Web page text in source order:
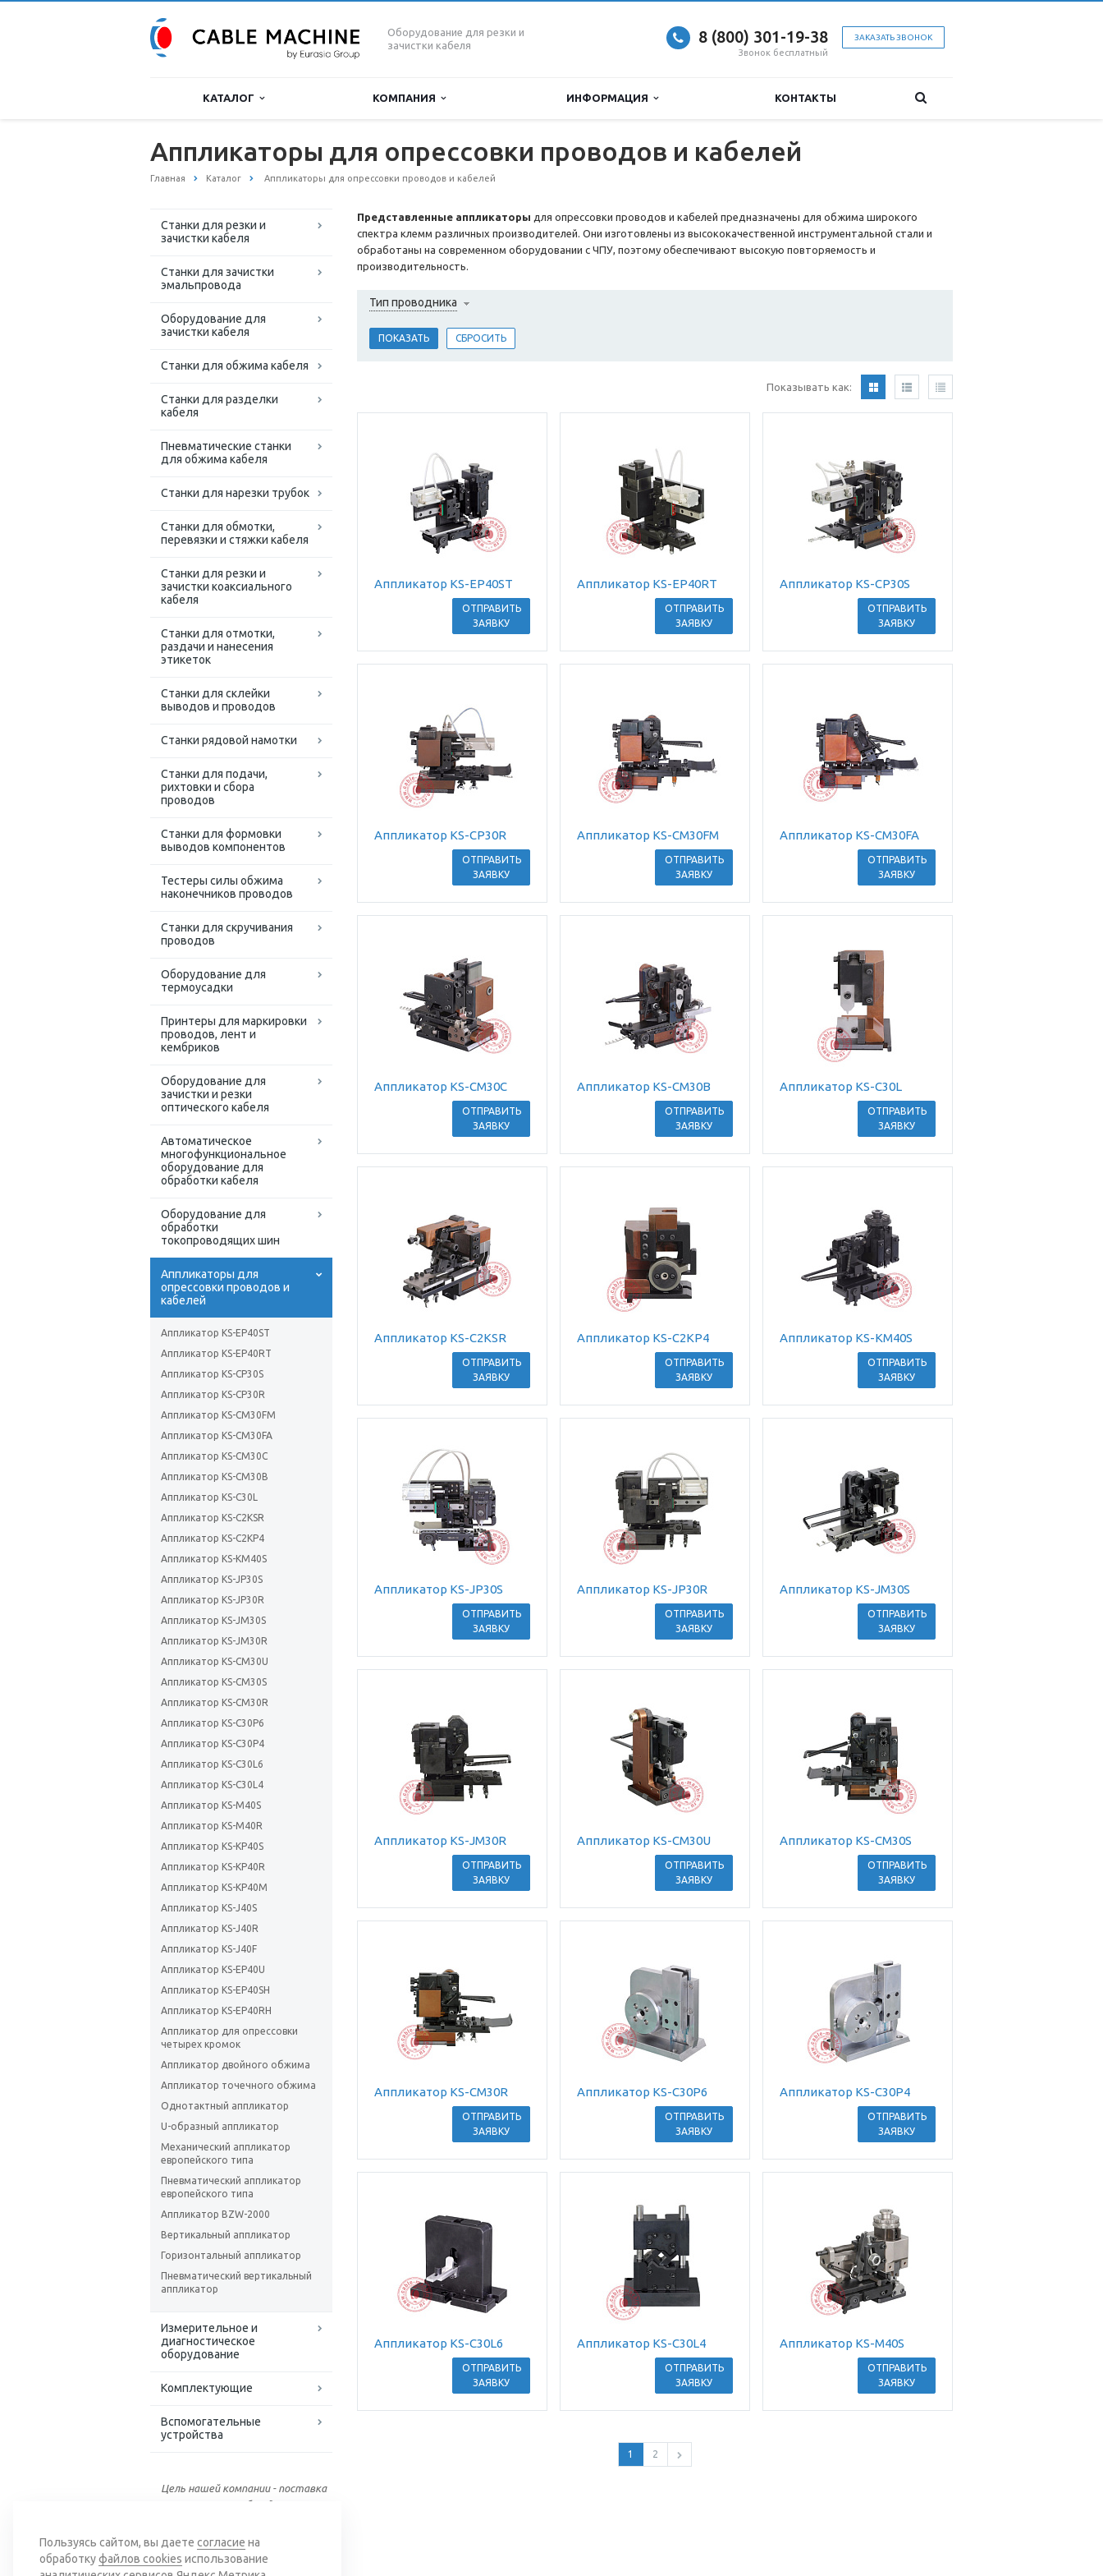
Оборудование для резки и
зачистки кабеля
ЗАКАЗАТЬ ЗВОНОК
8 (800) 301-19-38
Звонок бесплатный
КАТАЛОГ КОМПАНИЯ ИНФОРМАЦИЯ КОНТАКТЫ
Аппликаторы для опрессовки проводов и кабелей
Главная Каталог Аппликаторы для опрессовки проводов и кабелей
Станки для резки и
зачистки кабеля
Станки для зачистки
эмальпровода
Оборудование для
зачистки кабеля
Станки для обжима кабеля
Станки для разделки
кабеля
Пневматические станки
для обжима кабеля
Станки для нарезки трубок
Станки для обмотки,
перевязки и стяжки кабеля
Станки для резки и
зачистки коаксиального
кабеля
Станки для отмотки,
раздачи и нанесения
этикеток
Станки для склейки
выводов и проводов
Станки рядовой намотки
Станки для подачи,
рихтовки и сбора
проводов
Станки для формовки
выводов компонентов
Тестеры силы обжима
наконечников проводов
Станки для скручивания
проводов
Оборудование для
термоусадки
Принтеры для маркировки
проводов, лент и
кембриков
Оборудование для
зачистки и резки
оптического кабеля
Автоматическое
многофункциональное
оборудование для
обработки кабеля
Оборудование для
обработки
токопроводящих шин
Аппликаторы для
опрессовки проводов и
кабелей
Аппликатор KS-EP40ST
Аппликатор KS-EP40RT
Аппликатор KS-CP30S
Аппликатор KS-CP30R
Аппликатор KS-CM30FM
Аппликатор KS-CM30FA
Аппликатор KS-CM30C
Аппликатор KS-CM30B
Аппликатор KS-C30L
Аппликатор KS-C2KSR
Аппликатор KS-C2KP4
Аппликатор KS-KM40S
Аппликатор KS-JP30S
Аппликатор KS-JP30R
Аппликатор KS-JM30S
Аппликатор KS-JM30R
Аппликатор KS-CM30U
Аппликатор KS-CM30S
Аппликатор KS-CM30R
Аппликатор KS-C30P6
Аппликатор KS-C30P4
Аппликатор KS-C30L6
Аппликатор KS-C30L4
Аппликатор KS-M40S
Аппликатор KS-M40R
Аппликатор KS-KP40S
Аппликатор KS-KP40R
Аппликатор KS-KP40M
Аппликатор KS-J40S
Аппликатор KS-J40R
Аппликатор KS-J40F
Аппликатор KS-EP40U
Аппликатор KS-EP40SH
Аппликатор KS-EP40RH
Аппликатор для опрессовки
четырех кромок
Аппликатор двойного обжима
Аппликатор точечного обжима
Однотактный аппликатор
U-образный аппликатор
Механический аппликатор
европейского типа
Пневматический аппликатор
европейского типа
Аппликатор BZW-2000
Вертикальный аппликатор
Горизонтальный аппликатор
Пневматический вертикальный
аппликатор
Измерительное и
диагностическое
оборудование
Комплектующие
Вспомогательные
устройства
Цель нашей компании - поставка
качественного оборудования
Представленные аппликаторы для опрессовки проводов и кабелей предназначены для обжима широкого
спектра клемм различных производителей. Они изготовлены из высококачественной инструментальной стали и
обработаны на современном оборудовании с ЧПУ, поэтому обеспечивают высокую повторяемость и
производительность.
Тип проводника
Показывать как:
Аппликатор KS-EP40ST
ОТПРАВИТЬ
ЗАЯВКУ
Аппликатор KS-EP40RT
ОТПРАВИТЬ
ЗАЯВКУ
Аппликатор KS-CP30S
ОТПРАВИТЬ
ЗАЯВКУ
Аппликатор KS-CP30R
ОТПРАВИТЬ
ЗАЯВКУ
Аппликатор KS-CM30FM
ОТПРАВИТЬ
ЗАЯВКУ
Аппликатор KS-CM30FA
ОТПРАВИТЬ
ЗАЯВКУ
Аппликатор KS-CM30C
ОТПРАВИТЬ
ЗАЯВКУ
Аппликатор KS-CM30B
ОТПРАВИТЬ
ЗАЯВКУ
Аппликатор KS-C30L
ОТПРАВИТЬ
ЗАЯВКУ
Аппликатор KS-C2KSR
ОТПРАВИТЬ
ЗАЯВКУ
Аппликатор KS-C2KP4
ОТПРАВИТЬ
ЗАЯВКУ
Аппликатор KS-KM40S
ОТПРАВИТЬ
ЗАЯВКУ
Аппликатор KS-JP30S
ОТПРАВИТЬ
ЗАЯВКУ
Аппликатор KS-JP30R
ОТПРАВИТЬ
ЗАЯВКУ
Аппликатор KS-JM30S
ОТПРАВИТЬ
ЗАЯВКУ
Аппликатор KS-JM30R
ОТПРАВИТЬ
ЗАЯВКУ
Аппликатор KS-CM30U
ОТПРАВИТЬ
ЗАЯВКУ
Аппликатор KS-CM30S
ОТПРАВИТЬ
ЗАЯВКУ
Аппликатор KS-CM30R
ОТПРАВИТЬ
ЗАЯВКУ
Аппликатор KS-C30P6
ОТПРАВИТЬ
ЗАЯВКУ
Аппликатор KS-C30P4
ОТПРАВИТЬ
ЗАЯВКУ
Аппликатор KS-C30L6
ОТПРАВИТЬ
ЗАЯВКУ
Аппликатор KS-C30L4
ОТПРАВИТЬ
ЗАЯВКУ
Аппликатор KS-M40S
ОТПРАВИТЬ
ЗАЯВКУ
1 2
Пользуясь сайтом, вы даете согласие на
обработкуфайлов cookies использование